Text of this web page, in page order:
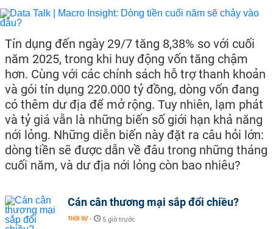
Tín dụng đến ngày 29/7 tăng 8,38% so với cuối
năm 2025, trong khi huy động vốn tăng chậm
hơn. Cùng với các chính sách hỗ trợ thanh khoản
và gói tín dụng 220.000 tỷ đồng, dòng vốn đang
có thêm dư địa để mở rộng. Tuy nhiên, lạm phát
và tỷ giá vẫn là những biến số giới hạn khả năng
nới lỏng. Những diễn biến này đặt ra câu hỏi lớn:
dòng tiền sẽ được dẫn về đâu trong những tháng
cuối năm, và dư địa nới lỏng còn bao nhiêu?
Cán cân thương mại sắp đổi chiều?
THỜI SỰ - 5 giờ trước